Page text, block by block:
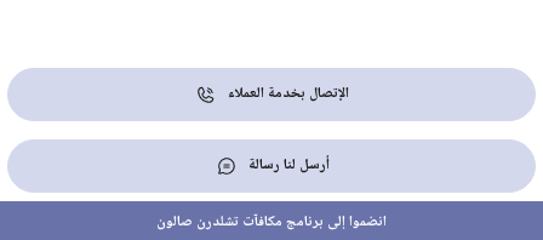
الإتصال بخدمة العملاء
أرسل لنا رسالة
انضموا إلى برنامج مكافآت تشلدرن صالون